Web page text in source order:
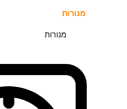
מנורות
מנורות